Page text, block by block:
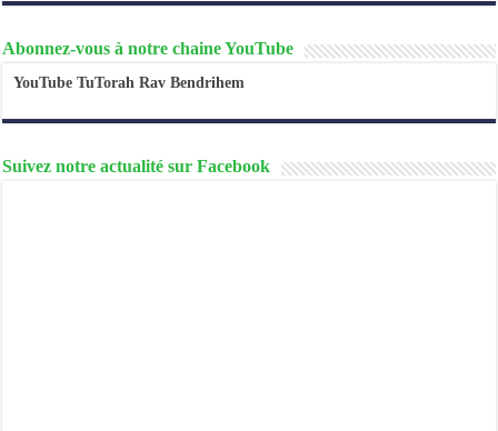
Abonnez-vous à notre chaine YouTube
YouTube TuTorah Rav Bendrihem
Suivez notre actualité sur Facebook